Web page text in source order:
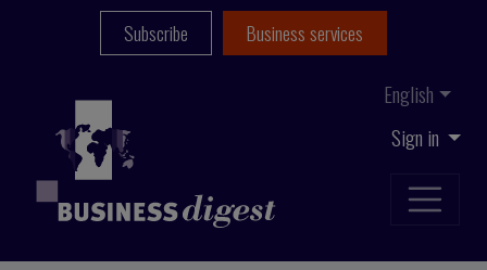
Sign in
English
Subscribe Business services